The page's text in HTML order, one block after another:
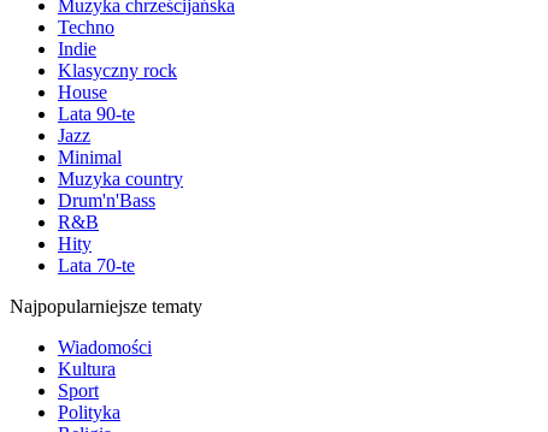
Muzyka chrześcijańska
Techno
Indie
Klasyczny rock
House
Lata 90-te
Jazz
Minimal
Muzyka country
Drum'n'Bass
R&B
Hity
Lata 70-te
Najpopularniejsze tematy
Wiadomości
Kultura
Sport
Polityka